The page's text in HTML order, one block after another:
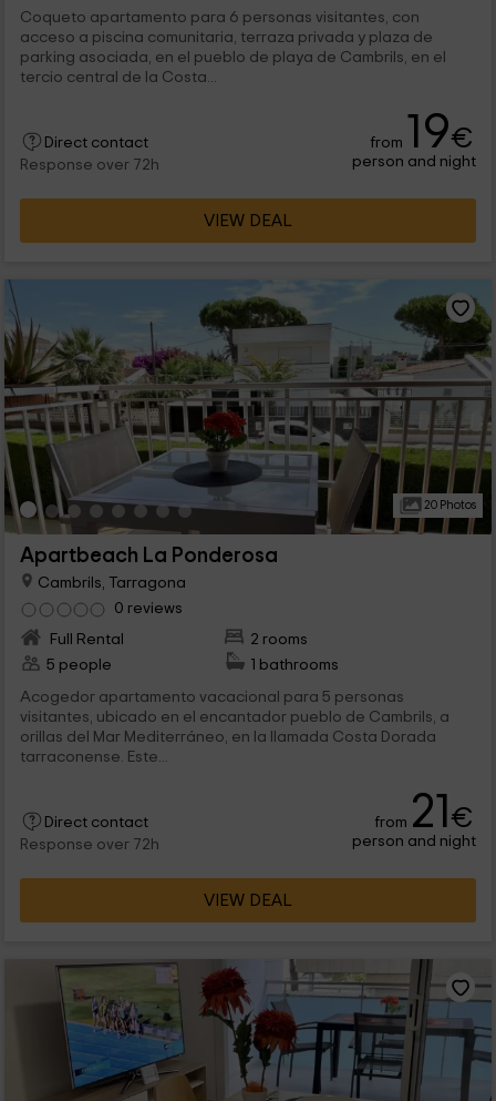
Coqueto apartamento para 6 personas visitantes, con
acceso a piscina comunitaria, terraza privada y plaza de
parking asociada, en el pueblo de playa de Cambrils, en el
tercio central de la Costa...
Direct contact
Response over 72h
from 19€
person and night
VIEW DEAL
20 Photos
Apartbeach La Ponderosa
Cambrils, Tarragona
0 reviews
Full Rental
2 rooms
5 people
1 bathrooms
Acogedor apartamento vacacional para 5 personas
visitantes, ubicado en el encantador pueblo de Cambrils, a
orillas del Mar Mediterráneo, en la llamada Costa Dorada
tarraconense. Este...
Direct contact
Response over 72h
from 21€
person and night
VIEW DEAL